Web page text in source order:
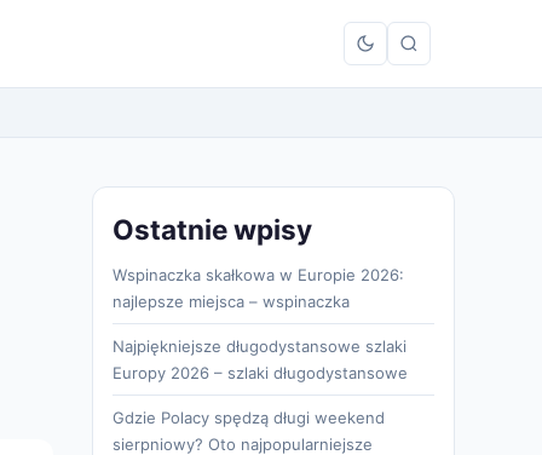
Ostatnie wpisy
Wspinaczka skałkowa w Europie 2026:
najlepsze miejsca – wspinaczka
Najpiękniejsze długodystansowe szlaki
Europy 2026 – szlaki długodystansowe
Gdzie Polacy spędzą długi weekend
sierpniowy? Oto najpopularniejsze